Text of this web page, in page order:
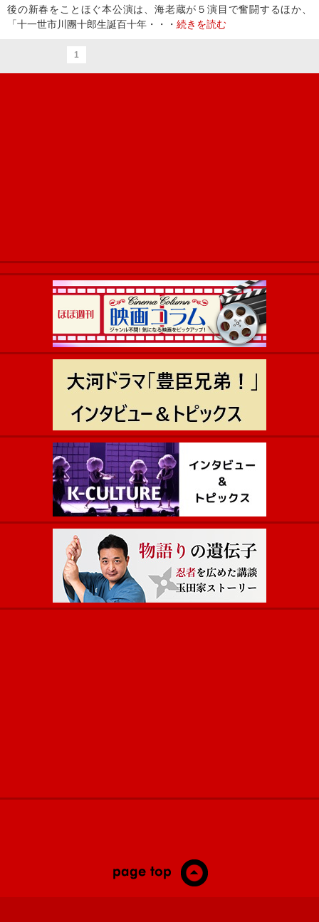
後の新春をことほぐ本公演は、海老蔵が５演目で奮闘するほか、
「十一世市川團十郎生誕百十年・・・ 続きを読む
1